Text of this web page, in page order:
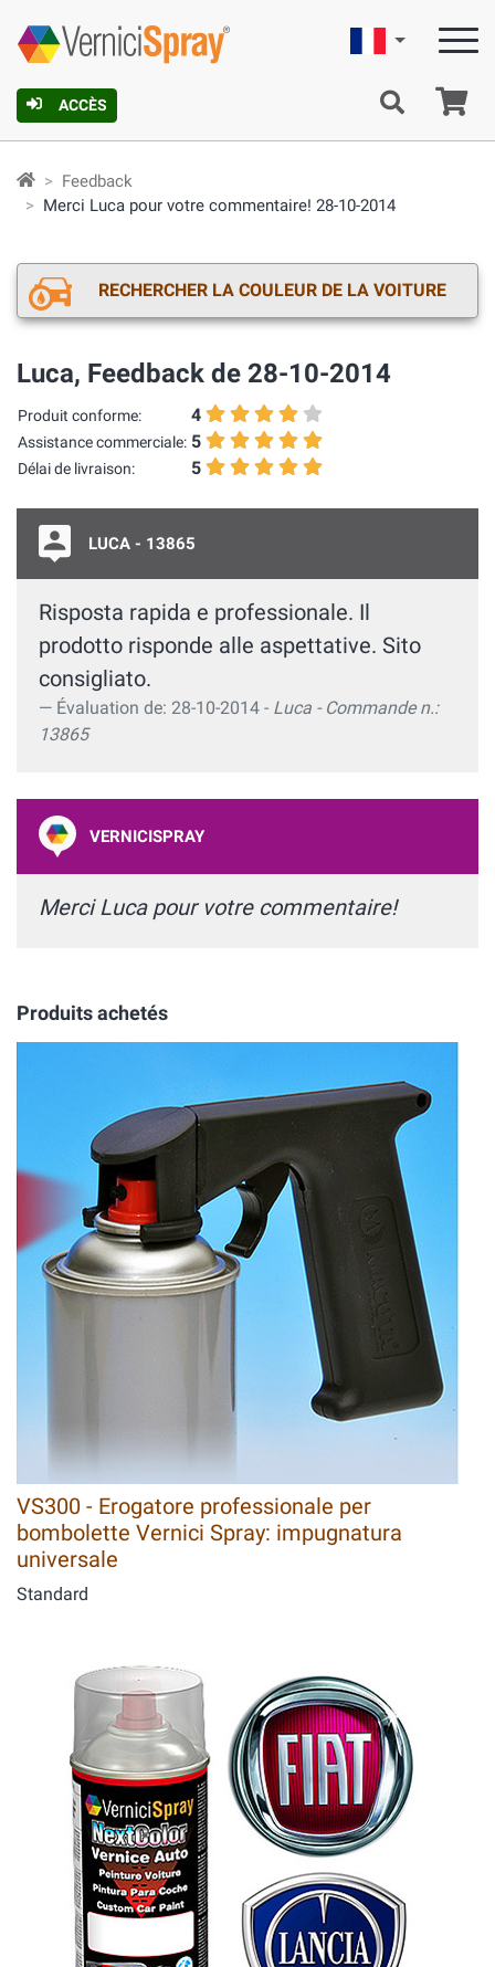
ACCÈS
Française
Feedback
Merci Luca pour votre commentaire! 28-10-2014
RECHERCHER LA COULEUR DE LA VOITURE
Luca, Feedback de 28-10-2014
Produit conforme:
Assistance commerciale:
Délai de livraison:
4
5
5
LUCA - 13865
Risposta rapida e professionale. Il
prodotto risponde alle aspettative. Sito
consigliato.
Évaluation de: 28-10-2014 - Luca - Commande n.:
13865
VERNICISPRAY
Merci Luca pour votre commentaire!
Produits achetés
VS300 - Erogatore professionale per
bombolette Vernici Spray: impugnatura
universale
Standard